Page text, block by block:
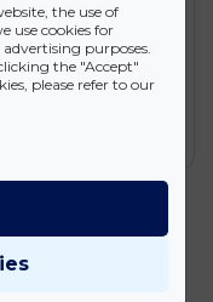
0. emelet
the use of
use cookies for
purposes.
the "Accept"
please refer to our